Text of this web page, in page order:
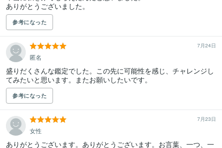
参考になった
7月24日
匿名
盛りだくさんな鑑定でした。この先に可能性を感じ、チャレンジし
てみたいと思います。またお願いしたいです。
参考になった
7月23日
女性
ありがとうございます。ありがとうございます。お言葉、一つ、一